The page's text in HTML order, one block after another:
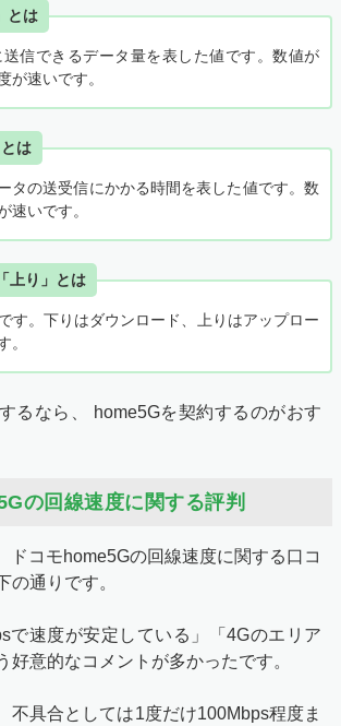
とは
信できるデータ量を表した値です。数値が
が速いです。
は
タの送受信にかかる時間を表した値です。数
速いです。
上り」とは
す。下りはダウンロード、上りはアップロー
。
るなら、 home5Gを契約するのがおす
の回線速度に関する評判
ドコモhome5Gの回線速度に関する口コ
の通りです。
で速度が安定している」「4Gのエリア
好意的なコメントが多かったです。
不具合としては1度だけ100Mbps程度ま